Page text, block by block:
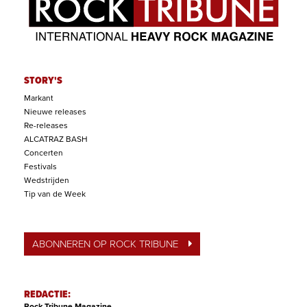
STORY'S
Markant
Nieuwe releases
Re-releases
ALCATRAZ BASH
Concerten
Festivals
Wedstrijden
Tip van de Week
ABONNEREN OP ROCK TRIBUNE
REDACTIE: